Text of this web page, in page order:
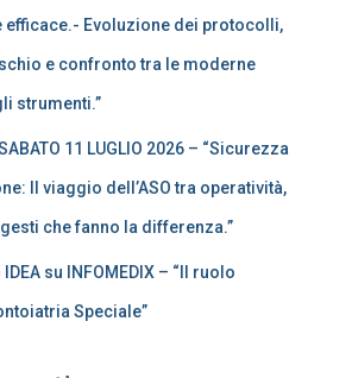
Evoluzione dei protocolli,
e confronto tra le moderne
strumenti.”
11 LUGLIO 2026 – “Sicurezza
Il viaggio dell’ASO tra operatività,
che fanno la differenza.”
su INFOMEDIX – “Il ruolo
Speciale”